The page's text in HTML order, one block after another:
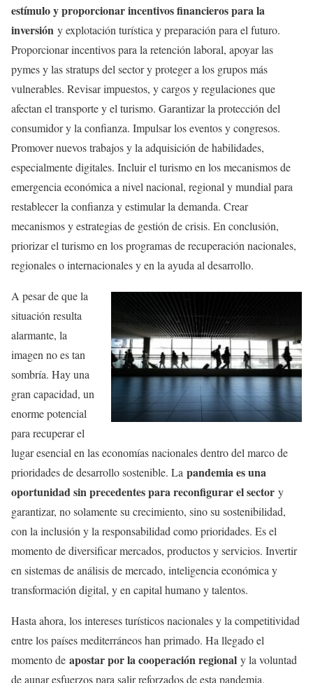
estímulo y proporcionar incentivos financieros para la
inversión y explotación turística y preparación para el futuro.
Proporcionar incentivos para la retención laboral, apoyar las
pymes y las stratups del sector y proteger a los grupos más
vulnerables. Revisar impuestos, y cargos y regulaciones que
afectan el transporte y el turismo. Garantizar la protección del
consumidor y la confianza. Impulsar los eventos y congresos.
Promover nuevos trabajos y la adquisición de habilidades,
especialmente digitales. Incluir el turismo en los mecanismos de
emergencia económica a nivel nacional, regional y mundial para
restablecer la confianza y estimular la demanda. Crear
mecanismos y estrategias de gestión de crisis. En conclusión,
priorizar el turismo en los programas de recuperación nacionales,
regionales o internacionales y en la ayuda al desarrollo.
A pesar de que la
situación resulta
alarmante, la
imagen no es tan
sombría. Hay una
gran capacidad, un
enorme potencial
para recuperar el
lugar esencial en las economías nacionales dentro del marco de
prioridades de desarrollo sostenible. La pandemia es una
oportunidad sin precedentes para reconfigurar el sector y
garantizar, no solamente su crecimiento, sino su sostenibilidad,
con la inclusión y la responsabilidad como prioridades. Es el
momento de diversificar mercados, productos y servicios. Invertir
en sistemas de análisis de mercado, inteligencia económica y
transformación digital, y en capital humano y talentos.
Hasta ahora, los intereses turísticos nacionales y la competitividad
entre los países mediterráneos han primado. Ha llegado el
momento de apostar por la cooperación regional y la voluntad
de aunar esfuerzos para salir reforzados de esta pandemia.